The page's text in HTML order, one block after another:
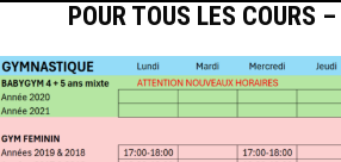
POUR TOUS LES COURS